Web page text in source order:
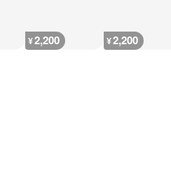
¥2,200 ¥2,200